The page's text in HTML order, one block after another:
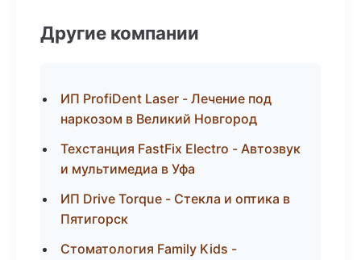
Другие компании
ИП ProfiDent Laser - Лечение под
наркозом в Великий Новгород
Техстанция FastFix Electro - Автозвук
и мультимедиа в Уфа
ИП Drive Torque - Стекла и оптика в
Пятигорск
Стоматология Family Kids -